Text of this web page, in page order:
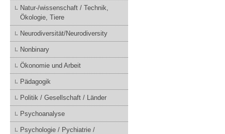
Natur-/wissenschaft / Technik,
Ökologie, Tiere
Neurodiversität/Neurodiversity
Nonbinary
Ökonomie und Arbeit
Pädagogik
Politik / Gesellschaft / Länder
Psychoanalyse
Psychologie / Pychiatrie /